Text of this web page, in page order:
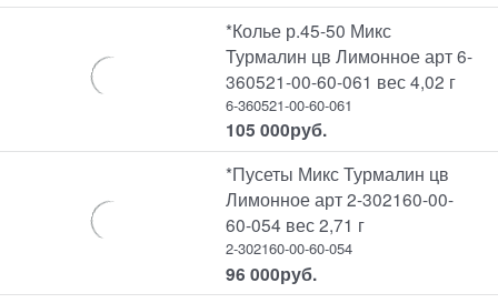
*Колье р.45-50 Микс
Турмалин цв Лимонное арт 6-
360521-00-60-061 вес 4,02 г
6-360521-00-60-061
105 000руб.
*Пусеты Микс Турмалин цв
Лимонное арт 2-302160-00-
60-054 вес 2,71 г
2-302160-00-60-054
96 000руб.